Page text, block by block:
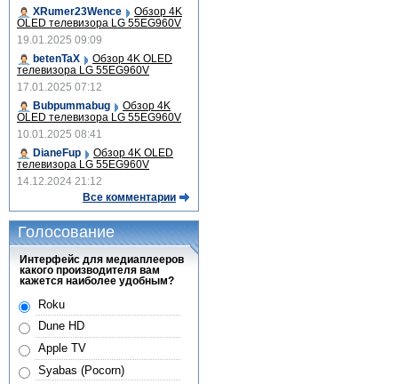
XRumer23Wence
Обзор 4K
OLED телевизора LG 55EG960V
19.01.2025 09:09
betenTaX
Обзор 4K OLED
телевизора LG 55EG960V
17.01.2025 07:12
Bubpummabug
Обзор 4K
OLED телевизора LG 55EG960V
10.01.2025 08:41
DianeFup
Обзор 4K OLED
телевизора LG 55EG960V
14.12.2024 21:12
Все комментарии
Голосование
Интерфейс для медиаплееров
какого производителя вам
кажется наиболее удобным?
Roku
Dune HD
Apple TV
Syabas (Pocorn)